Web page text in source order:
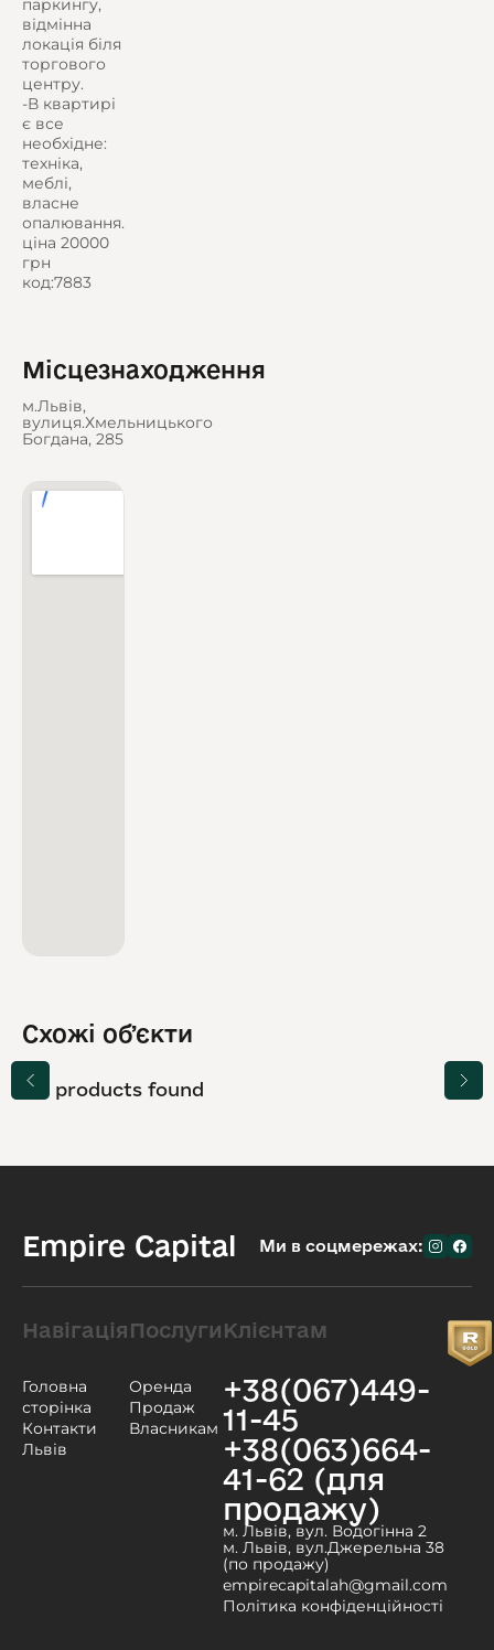
паркингу,
відмінна
локація біля
торгового
центру.
-В квартирі
є все
необхідне:
техніка,
меблі,
власне
опалювання.
ціна 20000
грн
код:7883
Місцезнаходження
м.Львів,
вулиця.Хмельницького
Богдана, 285
Схожі обʼєкти
No products found
Empire Capital Ми в соцмережах:
Навігація
Головна
сторінка
Контакти
Львів
Послуги
Оренда
Продаж
Власникам
Клієнтам
+38(067)449-
11-45
+38(063)664-
41-62 (для
продажу)
м. Львів, вул. Водогінна 2
м. Львів, вул.Джерельна 38
(по продажу)
empirecapitalah@gmail.com
Політика конфіденційності